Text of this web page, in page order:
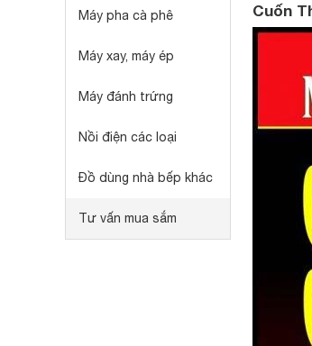
Máy pha cà phê
Máy xay, máy ép
Máy đánh trứng
Nồi điện các loại
Đồ dùng nhà bếp khác
Tư vấn mua sắm
Cuốn